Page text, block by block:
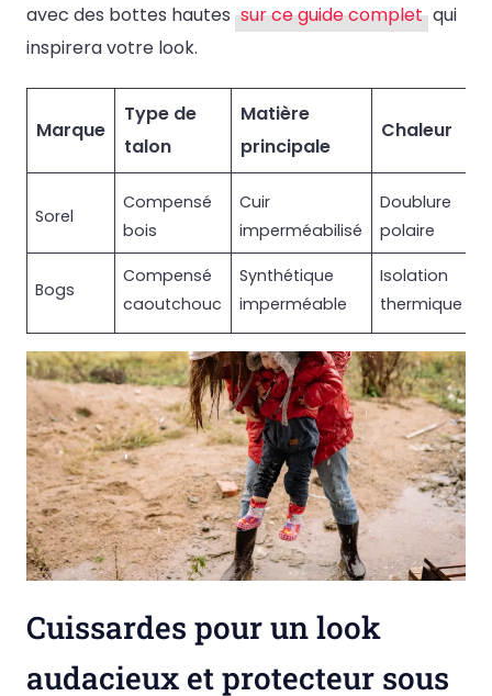
avec des bottes hautes sur ce guide complet qui
inspirera votre look.
Marque
Type de
talon
Matière
principale
Chaleur
Sorel
Compensé
bois
Cuir
imperméabilisé
Doublure
polaire
Bogs
Compensé
caoutchouc
Synthétique
imperméable
Isolation
thermique
Cuissardes pour un look
audacieux et protecteur sous